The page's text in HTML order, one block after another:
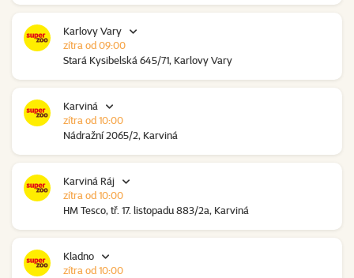
Karlovy Vary
Stará Kysibelská 645/71, Karlovy Vary
zítra od 09:00
Karviná
Nádražní 2065/2, Karviná
zítra od 10:00
Karviná Ráj
HM Tesco, tř. 17. listopadu 883/2a, Karviná
zítra od 10:00
Kladno
zítra od 10:00